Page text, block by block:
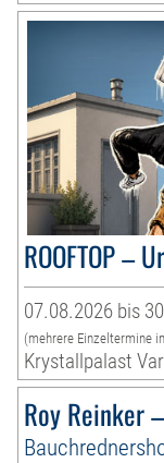
ROOFTOP –
07.08.2026 bis
(mehrere Einzeltermine
Krystallpalast
Roy Reinker